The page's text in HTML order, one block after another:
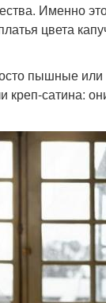
Именно
цвета
пышные
креп-сатина: